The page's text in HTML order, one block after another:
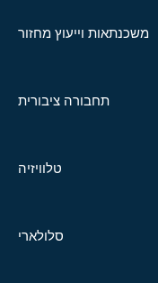
משכנתאות וייעוץ מחזור
תחבורה ציבורית
טלוויזיה
סלולארי